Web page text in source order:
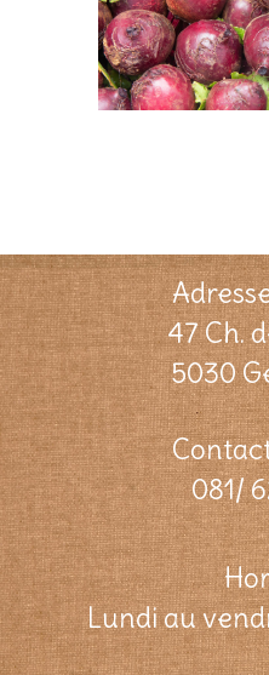
47 Ch.
5030
081/
Lundi au